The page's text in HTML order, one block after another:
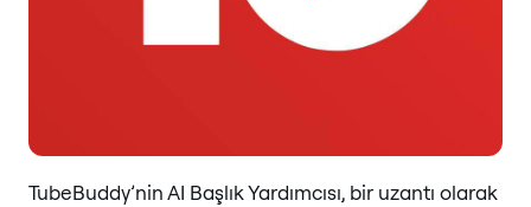
TubeBuddy’nin AI Başlık Yardımcısı, bir uzantı olarak